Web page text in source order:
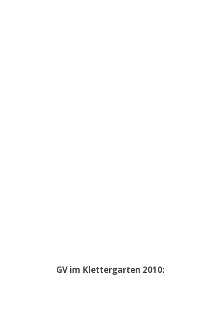
GV im Klettergarten 2010: